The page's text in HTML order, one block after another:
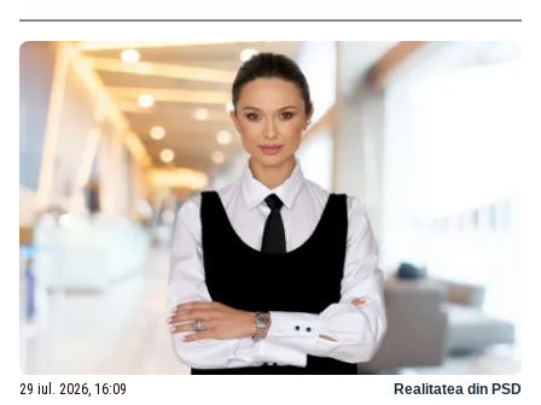
29 iul. 2026, 16:09 Realitatea din PSD